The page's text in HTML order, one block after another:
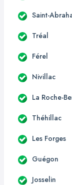
Saint-
Tréal
Férel
Nivillac
La Roche-
Théhillac
Les Forges
Guégon
Josselin